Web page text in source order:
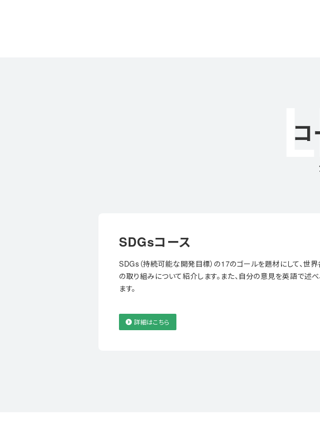
コ
SDGsコース
SDGs（持続可能な開発目標）の17のゴールを題材にして、世
の取り組みについて紹介します。また、自分の意見を英語で述べ
ます。
詳細はこちら